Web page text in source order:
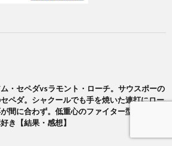
・セペダvsラモント・ローチ。サウスポーの
ペダ。シャクールでも手を焼いた連打にロー
間に合わず。低重心のファイター型サウスポ
き【結果・感想】